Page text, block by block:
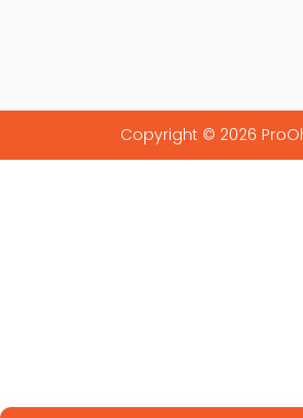
Copyright © 2026